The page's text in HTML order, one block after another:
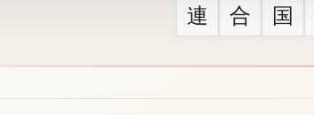
連 合 国